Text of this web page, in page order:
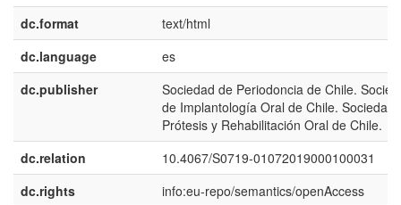
dc.format
text/html
dc.language
es
dc.publisher
Sociedad de Periodoncia de Chile.
de Implantología Oral de Chile. Sociedad
Prótesis y Rehabilitación Oral de Chile.
dc.relation
10.4067/S0719-01072019000100031
dc.rights
info:eu-repo/semantics/openAccess